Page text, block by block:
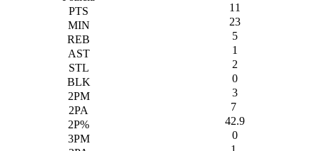
11
23
5
1
2
0
3
7
42.9
0